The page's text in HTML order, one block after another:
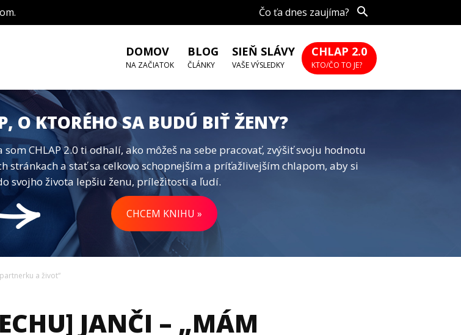
Čo ťa dnes zaujíma?
DOMOV
NA ZAČIATOK
BLOG
ČLÁNKY
SIEŇ SLÁVY
VAŠE VÝSLEDKY
CHLAP 2.0
KTO/ČO TO JE?
O KTORÉHO SA BUDÚ BIŤ ŽENY?
som CHLAP 2.0 ti odhalí, ako môžeš na sebe pracovať, zvýšiť svoju hodnotu
stránkach a stať sa celkovo schopnejším a príťažlivejším chlapom, aby si
svojho života lepšiu ženu, príležitosti a ľudí.
CHCEM KNIHU »
a život“
JANČI – „MÁM